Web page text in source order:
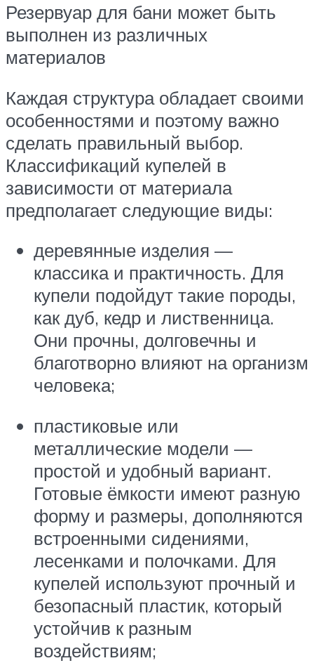
Резервуар для бани может быть
выполнен из различных
материалов
Каждая структура обладает своими
особенностями и поэтому важно
сделать правильный выбор.
Классификаций купелей в
зависимости от материала
предполагает следующие виды:
деревянные изделия —
классика и практичность. Для
купели подойдут такие породы,
как дуб, кедр и лиственница.
Они прочны, долговечны и
благотворно влияют на организм
человека;
пластиковые или
металлические модели —
простой и удобный вариант.
Готовые ёмкости имеют разную
форму и размеры, дополняются
встроенными сидениями,
лесенками и полочками. Для
купелей используют прочный и
безопасный пластик, который
устойчив к разным
воздействиям;